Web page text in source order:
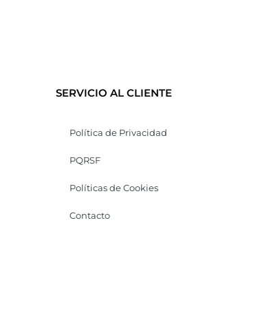
SERVICIO AL CLIENTE
Política de Privacidad
PQRSF
Políticas de Cookies
Contacto